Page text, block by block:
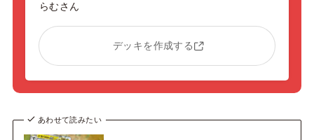
らむさん
デッキを作成する
あわせて読みたい